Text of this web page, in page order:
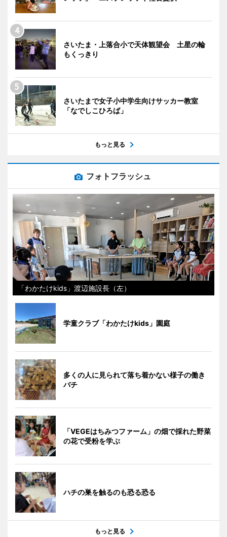
さいたま・上落合小で天体観望会 土星の輪
もくっきり
さいたまで女子小中学生向けサッカー教室
「なでしこひろば」
もっと見る
フォトフラッシュ
「わかたけkids」渡辺施設長（左）
学童クラブ「わかたけkids」園庭
多くの人に見られて落ち着かない様子の働き
バチ
「VEGEはちみつファーム」の畑で採れた野菜
の花で受粉を学ぶ
ハチの巣を触るのも恐る恐る
もっと見る